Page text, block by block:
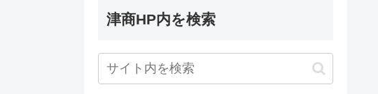
津商HP内を検索